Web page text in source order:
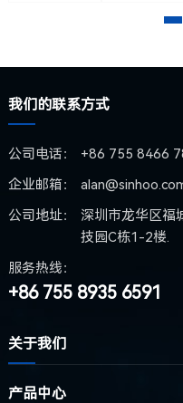
我们的联系方式
公司电话：
+86 755 8466
企业邮箱：
公司地址：
深圳市龙华区福
技园C栋1-2楼.
服务热线：
+86 755 8935 6591
关于我们
产品中心